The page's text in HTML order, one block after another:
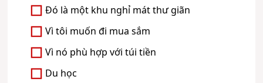
Đó là một khu nghỉ mát thư giãn
Vì tôi muốn đi mua sắm
Vì nó phù hợp với túi tiền
Du học